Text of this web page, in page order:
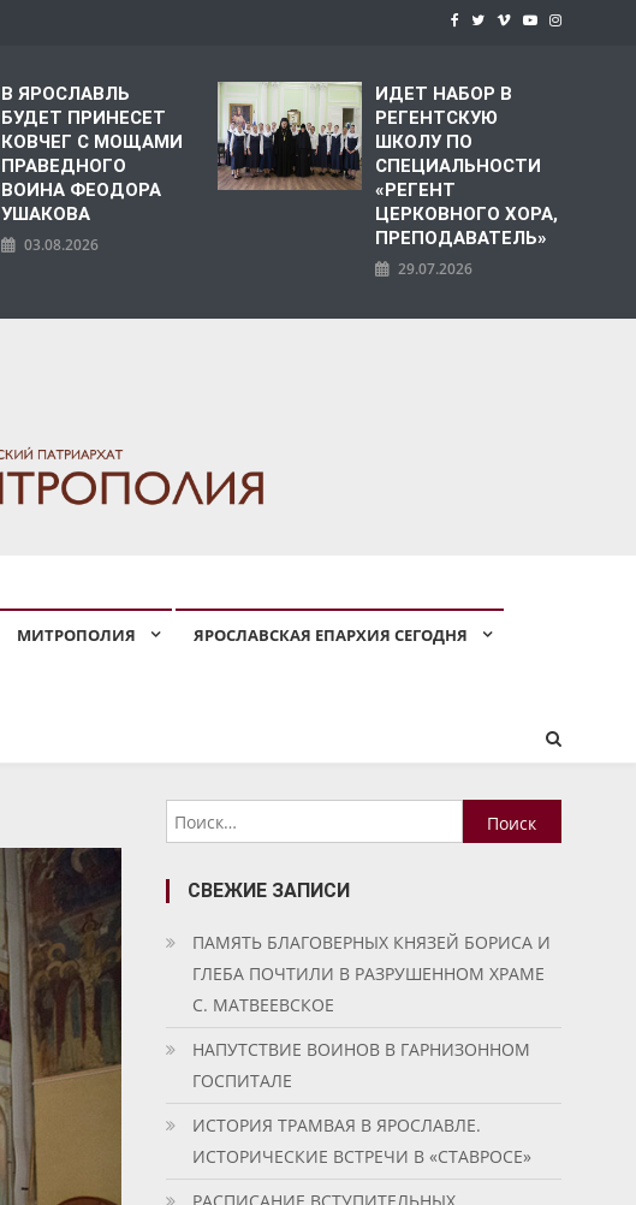
В ЯРОСЛАВЛЬ
БУДЕТ ПРИНЕСЕТ
КОВЧЕГ С МОЩАМИ
ПРАВЕДНОГО
ВОИНА ФЕОДОРА
УШАКОВА
03.08.2026
ИДЕТ НАБОР В
РЕГЕНТСКУЮ
ШКОЛУ ПО
СПЕЦИАЛЬНОСТИ
«РЕГЕНТ
ЦЕРКОВНОГО ХОРА,
ПРЕПОДАВАТЕЛЬ»
29.07.2026
МИТРОПОЛИЯ ЯРОСЛАВСКАЯ ЕПАРХИЯ СЕГОДНЯ
Найти:
СВЕЖИЕ ЗАПИСИ
ПАМЯТЬ БЛАГОВЕРНЫХ КНЯЗЕЙ БОРИСА И
ГЛЕБА ПОЧТИЛИ В РАЗРУШЕННОМ ХРАМЕ
С. МАТВЕЕВСКОЕ
НАПУТСТВИЕ ВОИНОВ В ГАРНИЗОННОМ
ГОСПИТАЛЕ
ИСТОРИЯ ТРАМВАЯ В ЯРОСЛАВЛЕ.
ИСТОРИЧЕСКИЕ ВСТРЕЧИ В «СТАВРОСЕ»